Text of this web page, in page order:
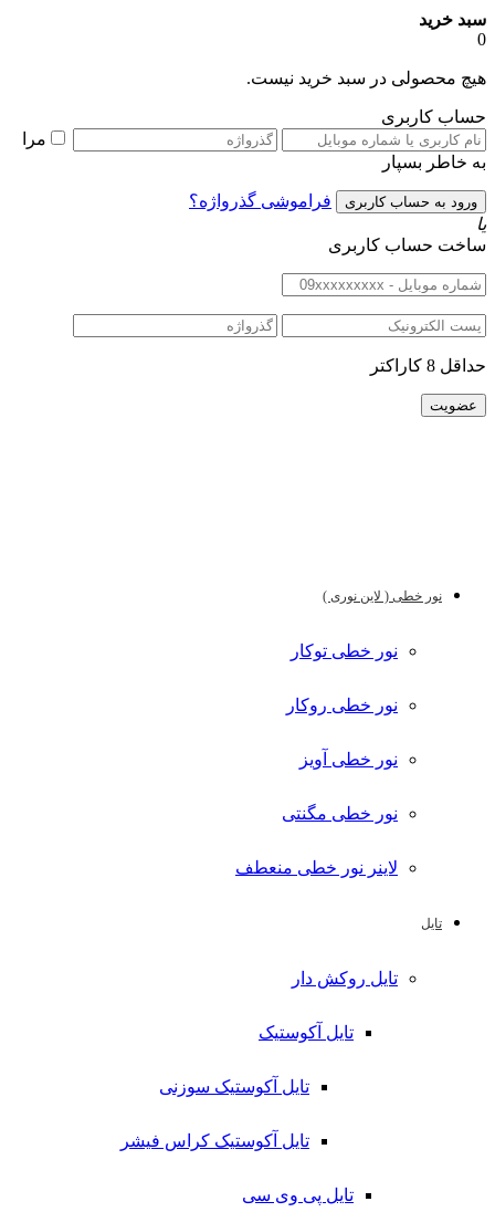
سبد خرید
0
هیچ محصولی در سبد خرید نیست.
حساب کاربری
مرا
به خاطر بسپار
فراموشی گذرواژه؟
یا
ساخت حساب کاربری
حداقل 8 کاراکتر
نور خطی ( لاین نوری )
نور خطی توکار
نور خطی روکار
نور خطی آویز
نور خطی مگنتی
لاینر نور خطی منعطف
تایل
تایل روکش دار
تایل آکوستیک
تایل آکوستیک سوزنی
تایل آکوستیک کراس فیشر
تایل پی وی سی